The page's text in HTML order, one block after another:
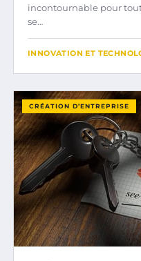
incontournable pour
se…
INNOVATION ET
CRÉATION D’ENTREPRISE